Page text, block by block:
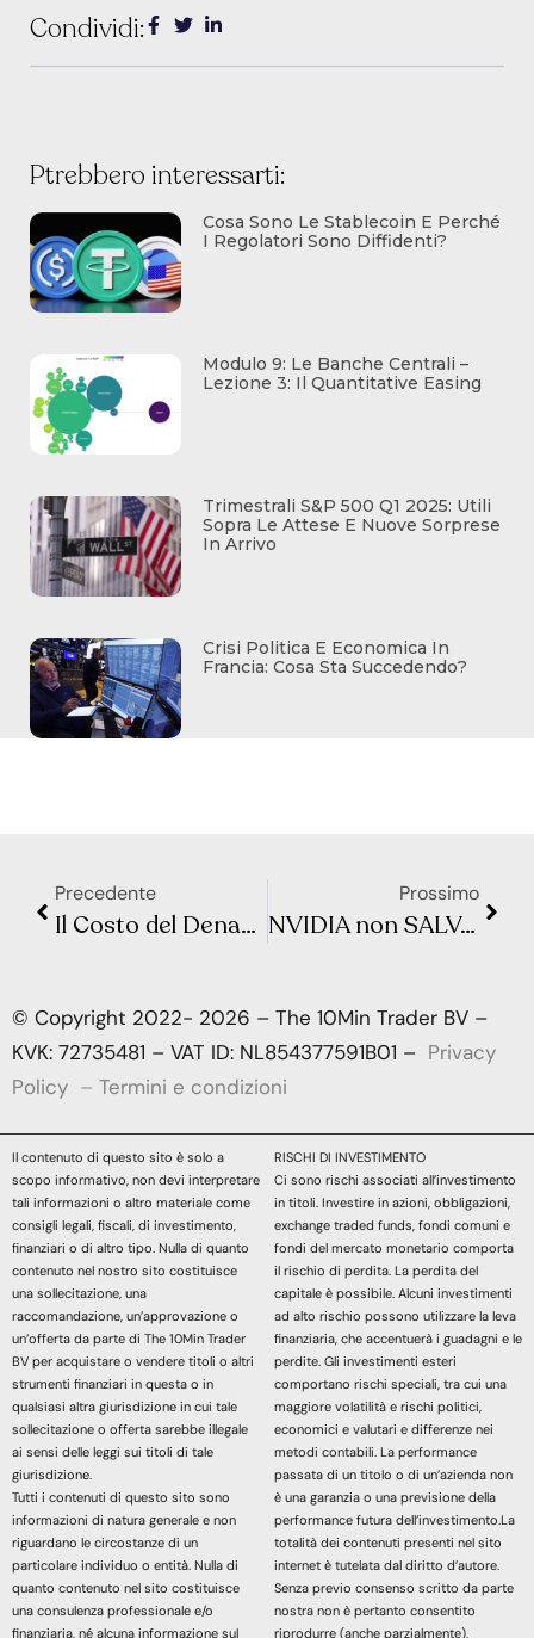
Condividi:
Ptrebbero interessarti:
Cosa Sono Le Stablecoin E Perché
I Regolatori Sono Diffidenti?
Modulo 9: Le Banche Centrali –
Lezione 3: Il Quantitative Easing
Trimestrali S&P 500 Q1 2025: Utili
Sopra Le Attese E Nuove Sorprese
In Arrivo
Crisi Politica E Economica In
Francia: Cosa Sta Succedendo?
Precedente
Il Costo del Denaro che CONTROLLA i Mercati
Prossimo
NVIDIA non SALVA i Mercati: quando i numeri non bastano più
© Copyright 2022- 2026 – The 10Min Trader BV –
KVK: 72735481 – VAT ID: NL854377591B01 – Privacy
Policy – Termini e condizioni
Il contenuto di questo sito è solo a
scopo informativo, non devi interpretare
tali informazioni o altro materiale come
consigli legali, fiscali, di investimento,
finanziari o di altro tipo. Nulla di quanto
contenuto nel nostro sito costituisce
una sollecitazione, una
raccomandazione, un’approvazione o
un’offerta da parte di The 10Min Trader
BV per acquistare o vendere titoli o altri
strumenti finanziari in questa o in
qualsiasi altra giurisdizione in cui tale
sollecitazione o offerta sarebbe illegale
ai sensi delle leggi sui titoli di tale
giurisdizione.
Tutti i contenuti di questo sito sono
informazioni di natura generale e non
riguardano le circostanze di un
particolare individuo o entità. Nulla di
quanto contenuto nel sito costituisce
una consulenza professionale e/o
finanziaria, né alcuna informazione sul
RISCHI DI INVESTIMENTO
Ci sono rischi associati all’investimento
in titoli. Investire in azioni, obbligazioni,
exchange traded funds, fondi comuni e
fondi del mercato monetario comporta
il rischio di perdita. La perdita del
capitale è possibile. Alcuni investimenti
ad alto rischio possono utilizzare la leva
finanziaria, che accentuerà i guadagni e le
perdite. Gli investimenti esteri
comportano rischi speciali, tra cui una
maggiore volatilità e rischi politici,
economici e valutari e differenze nei
metodi contabili. La performance
passata di un titolo o di un’azienda non
è una garanzia o una previsione della
performance futura dell’investimento.La
totalità dei contenuti presenti nel sito
internet è tutelata dal diritto d’autore.
Senza previo consenso scritto da parte
nostra non è pertanto consentito
riprodurre (anche parzialmente),